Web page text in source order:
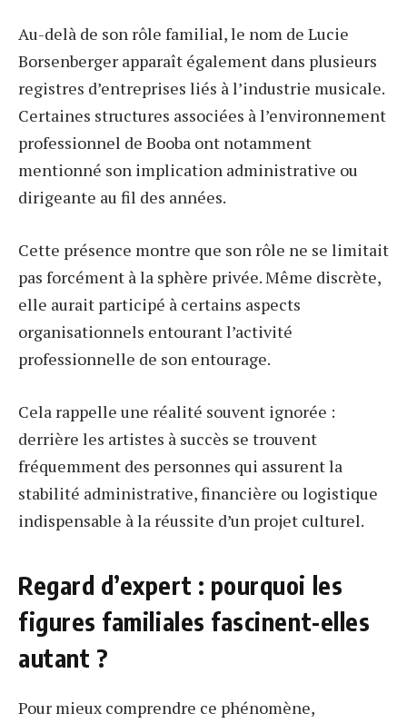
Au-delà de son rôle familial, le nom de Lucie
Borsenberger apparaît également dans plusieurs
registres d’entreprises liés à l’industrie musicale.
Certaines structures associées à l’environnement
professionnel de Booba ont notamment
mentionné son implication administrative ou
dirigeante au fil des années.
Cette présence montre que son rôle ne se limitait
pas forcément à la sphère privée. Même discrète,
elle aurait participé à certains aspects
organisationnels entourant l’activité
professionnelle de son entourage.
Cela rappelle une réalité souvent ignorée :
derrière les artistes à succès se trouvent
fréquemment des personnes qui assurent la
stabilité administrative, financière ou logistique
indispensable à la réussite d’un projet culturel.
Regard d’expert : pourquoi les
figures familiales fascinent-elles
autant ?
Pour mieux comprendre ce phénomène,